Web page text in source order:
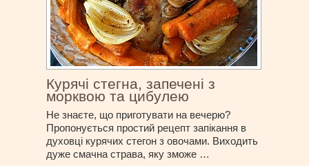
Курячі стегна, запечені з
морквою та цибулею
Не знаєте, що приготувати на вечерю?
Пропонується простий рецепт запікання в
духовці курячих стегон з овочами. Виходить
дуже смачна страва, яку зможе …